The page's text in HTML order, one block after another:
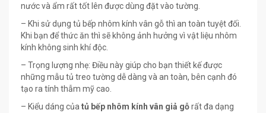
nước và ẩm rất tốt lên được dùng đặt vào tường.
– Khi sử dụng tủ bếp nhôm kính vân gỗ thì an toàn tuyệt đối.
Khi bạn để thức ăn thì sẽ không ảnh hưởng vì vật liệu nhôm
kính không sinh khí độc.
– Trọng lượng nhẹ: Điều này giúp cho bạn thiết kế được
những mẫu tủ treo tường dễ dàng và an toàn, bên cạnh đó
tạo ra tính thẫm mỹ cao.
– Kiểu dáng củatủ bếp nhôm kính vân giả gỗrất đa dạng